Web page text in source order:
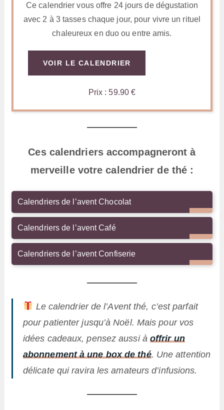
Ce calendrier vous offre 24 jours de dégustation
avec 2 à 3 tasses chaque jour, pour vivre un rituel
chaleureux en duo ou entre amis.
VOIR LE CALENDRIER
Prix : 59.90 €
Ces calendriers accompagneront à
merveille votre calendrier de thé :
Calendriers de l’avent Chocolat
Calendriers de l’avent Café
Calendriers de l’avent Confiserie
Le calendrier de l’Avent thé, c’est parfait
pour patienter jusqu’à Noël. Mais pour vos
idées cadeaux, pensez aussi à offrir un
abonnement à une box de thé. Une attention
délicate qui ravira les amateurs d’infusions.